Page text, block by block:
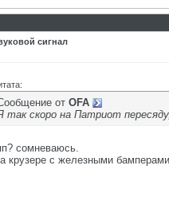
сигнал
от OFA
так скоро на Патриот
сомневаюсь.
крузере с железными